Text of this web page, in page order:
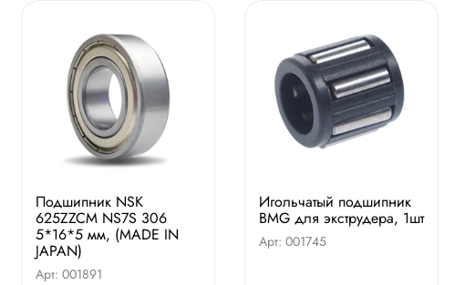
Подшипник NSK
625ZZCM NS7S 306
5*16*5 мм, (MADE IN
JAPAN)
Арт: 001891
Игольчатый подшипник
BMG для экструдера, 1шт
Арт: 001745